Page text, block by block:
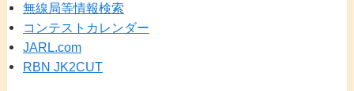
無線局等情報検索
コンテストカレンダー
JARL.com
RBN JK2CUT